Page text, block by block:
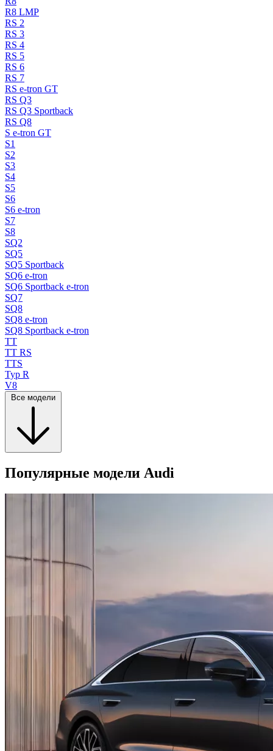
R8 LMP
RS 2
RS 3
RS 4
RS 5
RS 6
RS 7
RS e-tron GT
RS Q3
RS Q3 Sportback
RS Q8
S e-tron GT
S1
S2
S3
S4
S5
S6
S6 e-tron
S7
S8
SQ2
SQ5
SQ5 Sportback
SQ6 e-tron
SQ6 Sportback e-tron
SQ7
SQ8
SQ8 e-tron
SQ8 Sportback e-tron
TT
TT RS
TTS
Typ R
V8
Все модели
Популярные модели Audi